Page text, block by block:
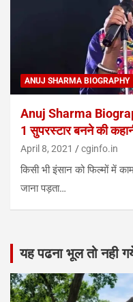
ANUJ SHARMA BIOGRAPHY
Anuj Sharma
1 सुपरस्टार बनने की
April 8, 2021 cginfo.in
किसी भी इंसान को फिल्मों में
जाना पड़ता…
यह पढना भूल तो नही